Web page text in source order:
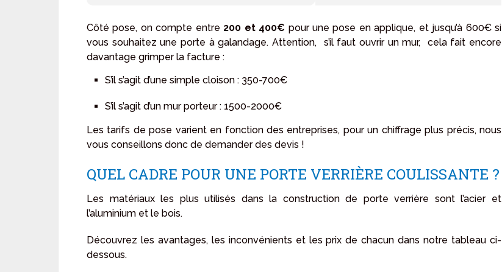
Côté pose, on compte entre 200 et 400€ pour une pose en applique, et jusqu’à 600€ si
vous souhaitez une porte à galandage. Attention, s’il faut ouvrir un mur, cela fait encore
davantage grimper la facture :
S’il s’agit d’une simple cloison : 350-700€
S’il s’agit d’un mur porteur : 1500-2000€
Les tarifs de pose varient en fonction des entreprises, pour un chiffrage plus précis, nous
vous conseillons donc de demander des devis !
QUEL CADRE POUR UNE PORTE VERRIÈRE COULISSANTE ?
Les matériaux les plus utilisés dans la construction de porte verrière sont l’acier et
l’aluminium et le bois.
Découvrez les avantages, les inconvénients et les prix de chacun dans notre tableau ci-
dessous.